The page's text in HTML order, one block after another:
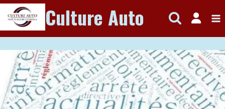
Aller
au
contenu
Culture Auto